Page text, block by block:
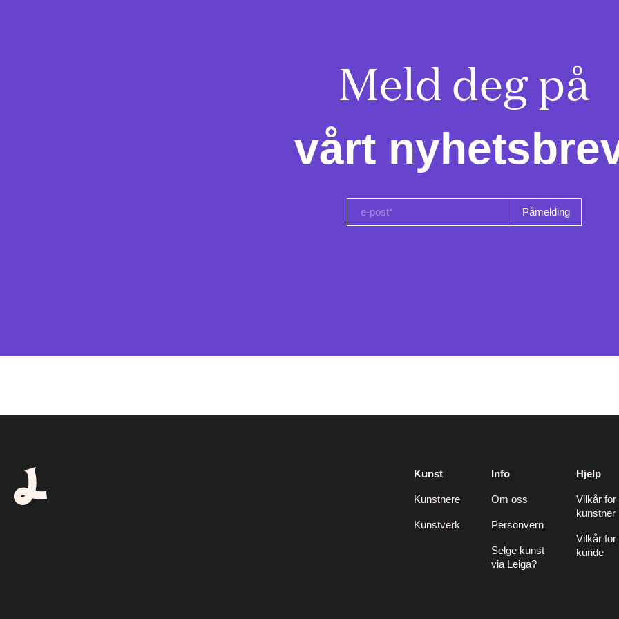
Meld deg på
vårt
e-post*
Kunst
Kunstnere
Kunstverk
Info
Om oss
Personvern
Selge kunst
via Leiga?
Hjelp
Vilkår for
kunstner
Vilkår for
kunde